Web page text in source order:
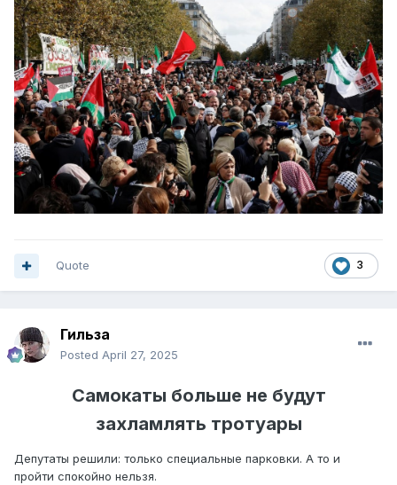
3
Quote
Гильза
Posted April 27, 2025
Самокаты больше не будут
захламлять тротуары
Депутаты решили: только специальные парковки. А то и
пройти спокойно нельзя.